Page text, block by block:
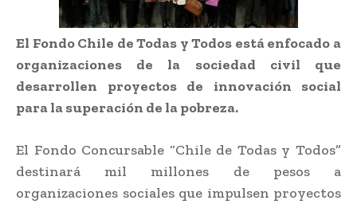
El Fondo Chile de Todas y Todos está enfocado a
organizaciones de la sociedad civil que
desarrollen proyectos de innovación social
para la superación de la pobreza.
El Fondo Concursable “Chile de Todas y Todos”
destinará mil millones de pesos a
organizaciones sociales que impulsen proyectos